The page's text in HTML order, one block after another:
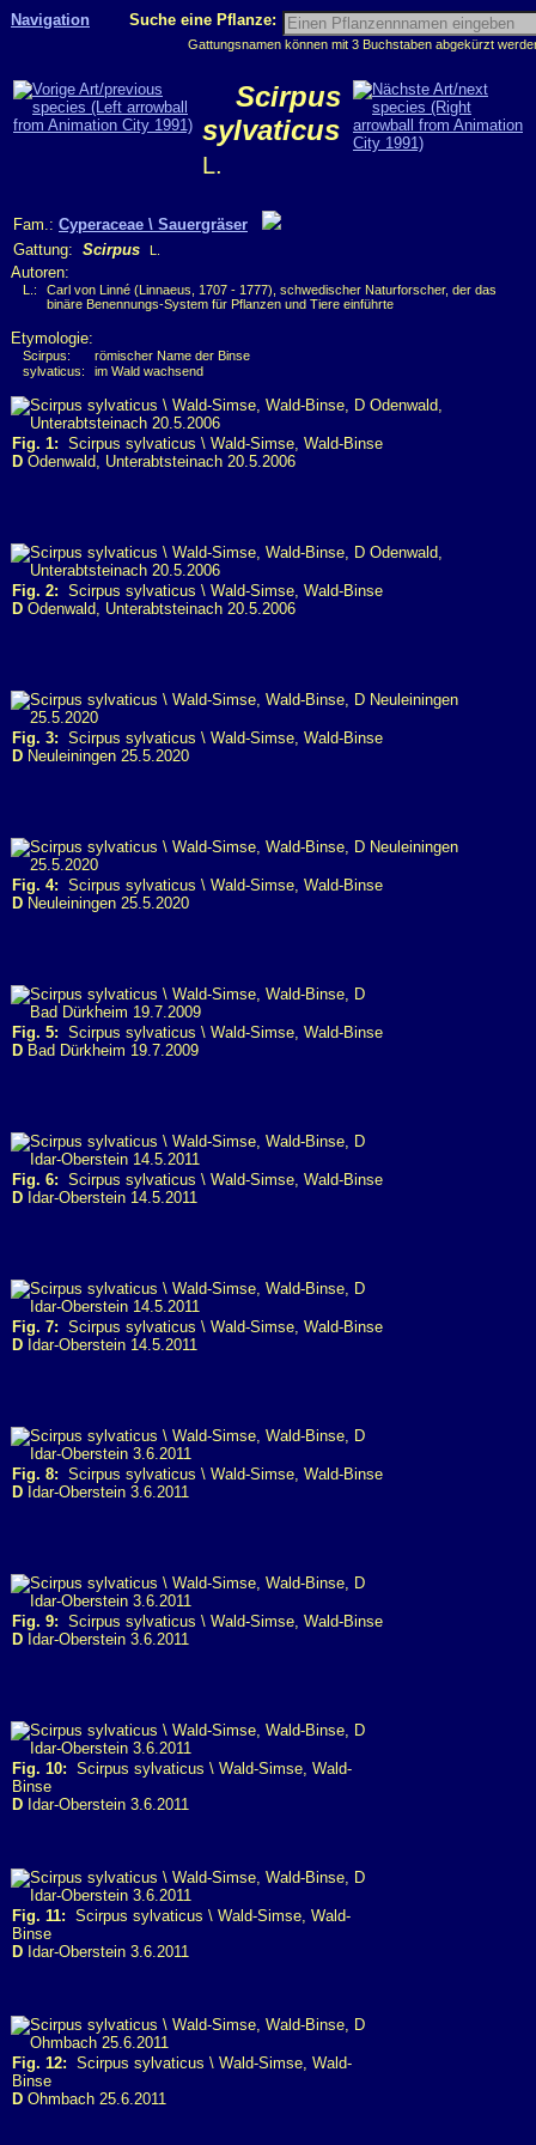
Navigation Suche eine Pflanze:
Gattungsnamen können mit 3 Buchstaben abgekürzt
Scirpus
sylvaticus
L.
Fam.: Cyperaceae \ Sauergräser
Gattung: Scirpus L.
Autoren:
L.:
Carl von Linné (Linnaeus, 1707 - 1777), schwedischer Naturforscher, der das
binäre Benennungs-System für Pflanzen und Tiere einführte
Etymologie:
Scirpus:
römischer Name der Binse
sylvaticus:
im Wald wachsend
Fig. 1: Scirpus sylvaticus \ Wald-Simse, Wald-Binse
D Odenwald, Unterabtsteinach 20.5.2006
Fig. 2: Scirpus sylvaticus \ Wald-Simse, Wald-Binse
D Odenwald, Unterabtsteinach 20.5.2006
Fig. 3: Scirpus sylvaticus \ Wald-Simse, Wald-Binse
D Neuleiningen 25.5.2020
Fig. 4: Scirpus sylvaticus \ Wald-Simse, Wald-Binse
D Neuleiningen 25.5.2020
Fig. 5: Scirpus sylvaticus \ Wald-Simse, Wald-Binse
D Bad Dürkheim 19.7.2009
Fig. 6: Scirpus sylvaticus \ Wald-Simse, Wald-Binse
D Idar-Oberstein 14.5.2011
Fig. 7: Scirpus sylvaticus \ Wald-Simse, Wald-Binse
D Idar-Oberstein 14.5.2011
Fig. 8: Scirpus sylvaticus \ Wald-Simse, Wald-Binse
D Idar-Oberstein 3.6.2011
Fig. 9: Scirpus sylvaticus \ Wald-Simse, Wald-Binse
D Idar-Oberstein 3.6.2011
Fig. 10: Scirpus sylvaticus \ Wald-Simse, Wald-
Binse
D Idar-Oberstein 3.6.2011
Fig. 11: Scirpus sylvaticus \ Wald-Simse, Wald-
Binse
D Idar-Oberstein 3.6.2011
Fig. 12: Scirpus sylvaticus \ Wald-Simse, Wald-
Binse
D Ohmbach 25.6.2011